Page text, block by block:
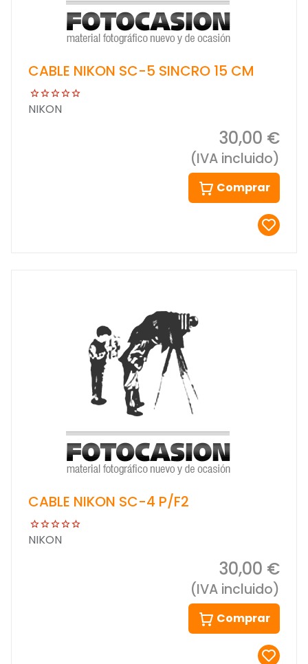
CABLE NIKON SC-5 SINCRO 15 CM
NIKON
30,00 €
(IVA incluido)
Comprar
CABLE NIKON SC-4 P/F2
NIKON
30,00 €
(IVA incluido)
Comprar